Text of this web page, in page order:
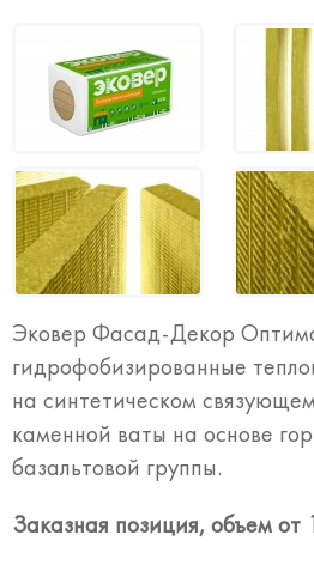
Эковер Фасад-Декор
гидрофобизированные
на синтетическом
каменной ваты на основе
базальтовой группы.
Заказная позиция, объем от